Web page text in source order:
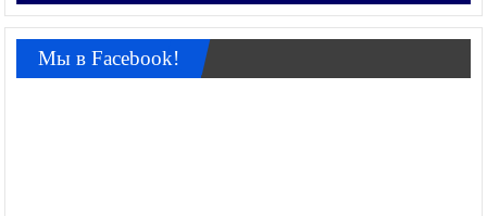
Мы в Facebook!